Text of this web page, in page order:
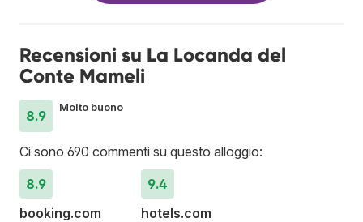
Recensioni su La Locanda del
Conte Mameli
8.9
Molto buono
Ci sono 690 commenti su questo alloggio:
8.9
booking.com
9.4
hotels.com